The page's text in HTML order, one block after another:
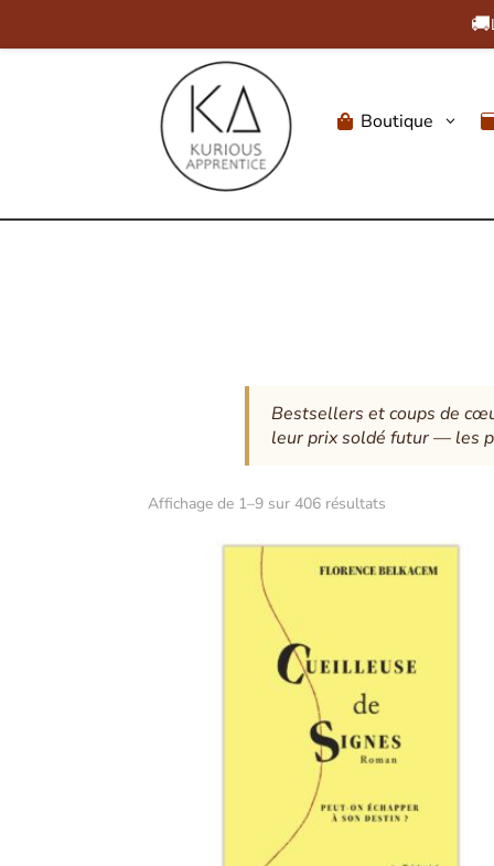
🚚
 Boutique 3 
Bestsellers et coups de
leur prix soldé futur — les
Affichage de 1–9 sur 406 résultats